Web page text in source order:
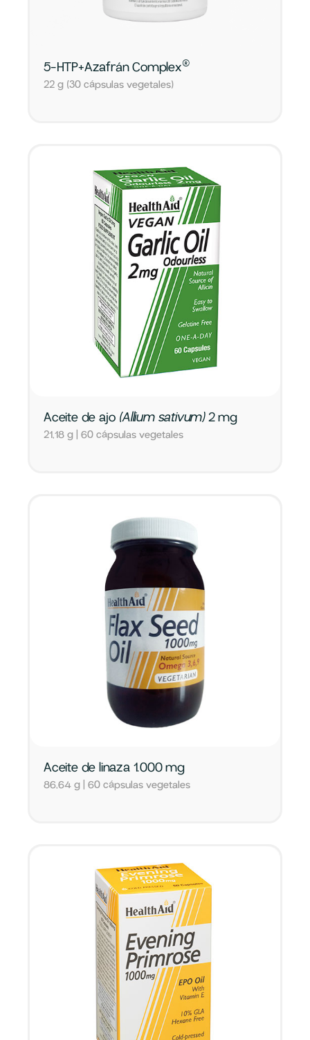
5-HTP+Azafrán Complex®
22 g (30 cápsulas vegetales)
Aceite de ajo (Allium sativum)2 mg
21,18 g | 60 cápsulas vegetales
Aceite de linaza 1.000 mg
86,64 g | 60 cápsulas vegetales